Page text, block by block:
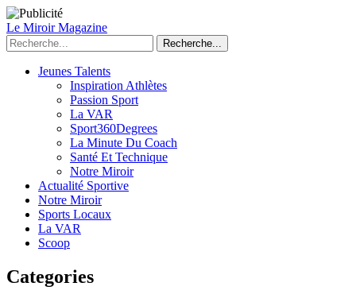
Le Miroir Magazine
Recherche...
Jeunes Talents
Inspiration Athlètes
Passion Sport
La VAR
Sport360Degrees
La Minute Du Coach
Santé Et Technique
Notre Miroir
Actualité Sportive
Notre Miroir
Sports Locaux
La VAR
Scoop
Categories